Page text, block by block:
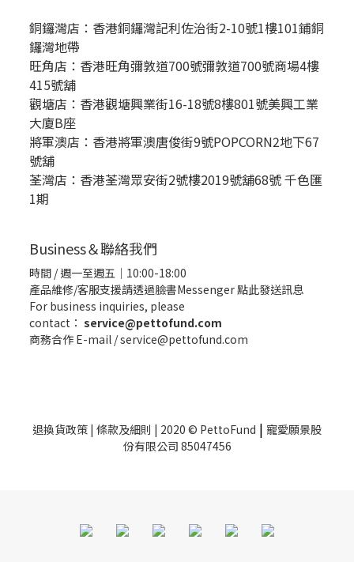
銅鑼灣店： 香港銅鑼灣記利佐治街2-10號1樓101鋪銅
鑼灣地帶
旺角店：香港旺角彌敦道700號彌敦道700號商場4樓
415號舖
觀塘店：香港觀塘興業街16-18號8樓801號美興工業
大廈B座
將軍澳店：香港將軍澳唐俊街9號POPCORN2地下67
號舖
荃灣店：香港荃灣眾安街2號樓2019號舖68號 千色匯
1期
Business＆聯絡我們
時間 / 週一至週五｜10:00-18:00
產品維修/客服支援請透過臉書Messenger點此發送訊息
For business inquiries, please
contact： service@pettofund.com
商務合作 E-mail / service@pettofund.com
退換貨政策 | 條款及細則 | 2020 © PettoFund | 寵愛願景股
份有限公司 85047456